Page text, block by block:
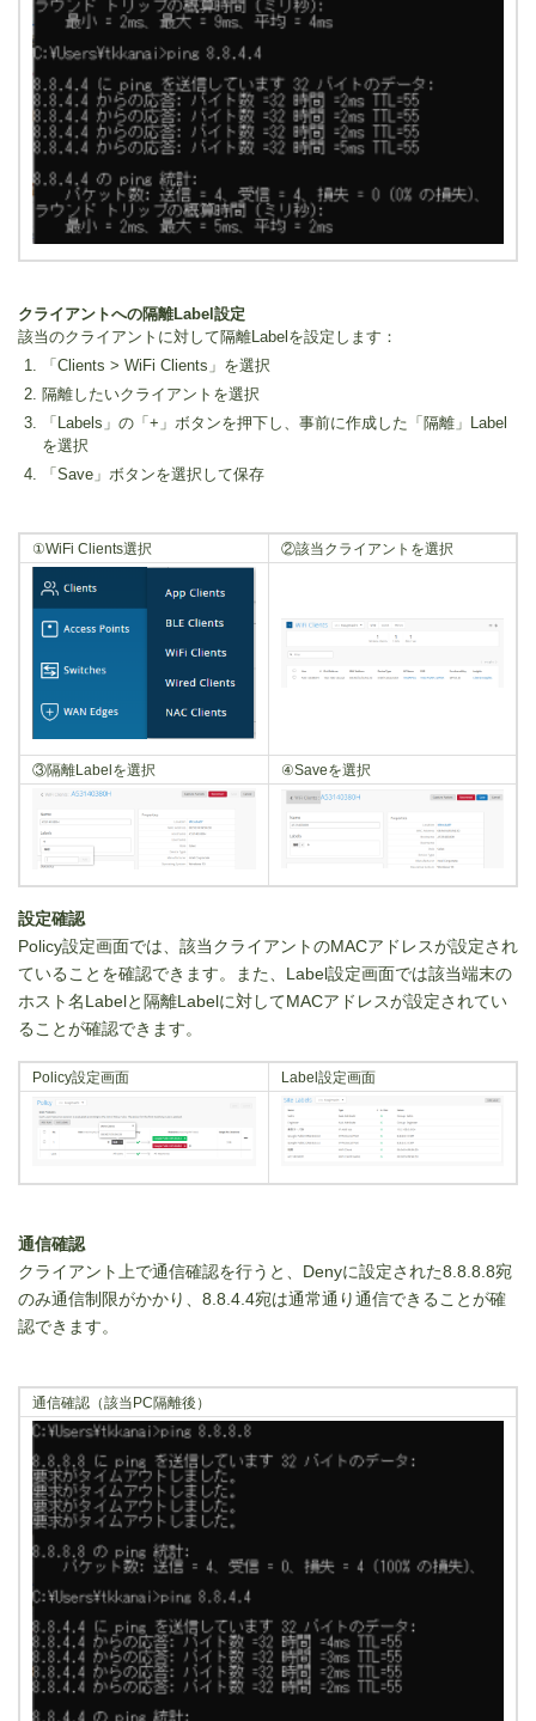
クライアントへの隔離Label設定
該当のクライアントに対して隔離Labelを設定します：
「Clients > WiFi Clients」を選択
隔離したいクライアントを選択
「Labels」の「+」ボタンを押下し、事前に作成した「隔離」Label
を選択
「Save」ボタンを選択して保存
①WiFi Clients選択 ②該当クライアントを選択
③隔離Labelを選択 ④Saveを選択
設定確認
Policy設定画面では、該当クライアントのMACアドレスが設定され
ていることを確認できます。また、Label設定画面では該当端末の
ホスト名Labelと隔離Labelに対してMACアドレスが設定されてい
ることが確認できます。
Policy設定画面 Label設定画面
通信確認
クライアント上で通信確認を行うと、Denyに設定された8.8.8.8宛
のみ通信制限がかかり、8.8.4.4宛は通常通り通信できることが確
認できます。
通信確認（該当PC隔離後）